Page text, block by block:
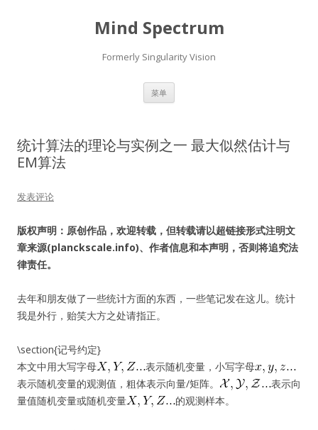
Mind Spectrum
Formerly Singularity Vision
菜单
统计算法的理论与实例之一 最大似然估计与
EM算法
发表评论
版权声明：原创作品，欢迎转载，但转载请以超链接形式注明文
章来源(planckscale.info)、作者信息和本声明，否则将追究法
律责任。
去年和朋友做了一些统计方面的东西，一些笔记发在这儿。统计
我是外行，贻笑大方之处请指正。
\section{记号约定}
本文中用大写字母
表示随机变量，小写字母
表示随机变量的观测值，粗体表示向量/矩阵。
表示向
量值随机变量或随机变量
的观测样本。